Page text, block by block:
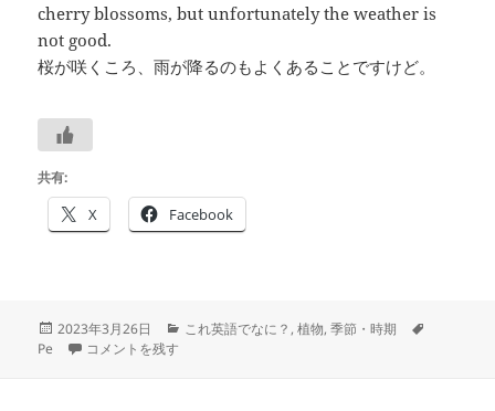
cherry blossoms, but unfortunately the weather is
not good.
桜が咲くころ、雨が降るのもよくあることですけど。
共有:
X Facebook
投
稿
2023年3月26日
カ
これ英語でなに？ ,植物,季節・時期
Pe 桜の「見ごろ」の英語は
コメントを残す